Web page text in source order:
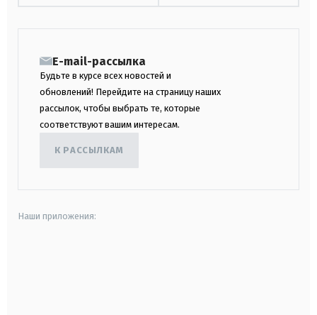
E-mail-рассылка
Будьте в курсе всех новостей и
обновлений! Перейдите на страницу наших
рассылок, чтобы выбрать те, которые
соответствуют вашим интересам.
К РАССЫЛКАМ
Наши приложения: